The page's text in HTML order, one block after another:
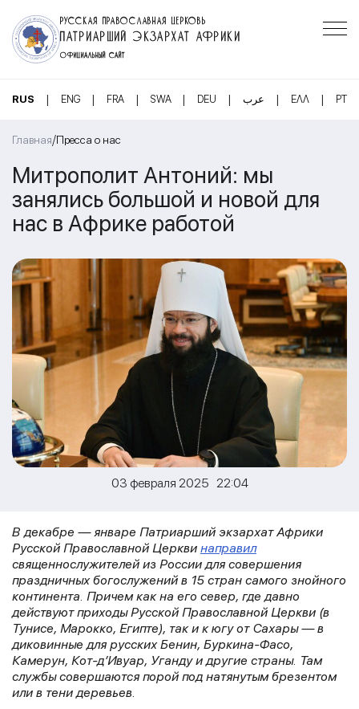
РУССКАЯ ПРАВОСЛАВНАЯ ЦЕРКОВЬ
ПАТРИАРШИЙ ЭКЗАРХАТ АФРИКИ
ОФИЦИАЛЬНЫЙ САЙТ
RUS | ENG | FRA | SWA | DEU | عرب | ΕΛΛ | PT
Главная/Пресса о нас
Митрополит Антоний: мы
занялись большой и новой для
нас в Африке работой
03 февраля 2025 22:04
В декабре — январе Патриарший экзархат Африки
Русской Православной Церкви направил
священнослужителей из России для совершения
праздничных богослужений в 15 стран самого знойного
континента. Причем как на его север, где давно
действуют приходы Русской Православной Церкви (в
Тунисе, Марокко, Египте), так и к югу от Сахары — в
диковинные для русских Бенин, Буркина-Фасо,
Камерун, Кот-д’Ивуар, Уганду и другие страны. Там
службы совершаются порой под натянутым брезентом
или в тени деревьев.